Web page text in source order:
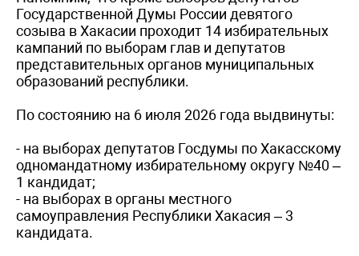
Государственной Думы России девятого
созыва в Хакасии проходит 14 избирательных
кампаний по выборам глав и депутатов
представительных органов муниципальных
образований республики.
По состоянию на 6 июля 2026 года выдвинуты:
- на выборах депутатов Госдумы по Хакасскому
одномандатному избирательному округу №40 –
1 кандидат;
- на выборах в органы местного
самоуправления Республики Хакасия – 3
кандидата.